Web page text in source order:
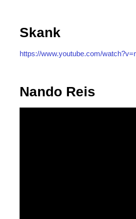
Skank
https://www.youtube.com/
Nando Reis